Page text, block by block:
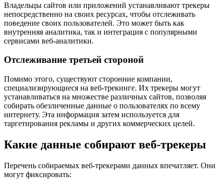
Владельцы сайтов или приложений устанавливают трекеры
непосредственно на своих ресурсах, чтобы отслеживать
поведение своих пользователей. Это может быть как
внутренняя аналитика, так и интеграция с популярными
сервисами веб-аналитики.
Отслеживание третьей стороной
Помимо этого, существуют сторонние компании,
специализирующиеся на веб-трекинге. Их трекеры могут
устанавливаться на множестве различных сайтов, позволяя
собирать обезличенные данные о пользователях по всему
интернету. Эта информация затем используется для
таргетирования рекламы и других коммерческих целей.
Какие данные собирают веб-трекеры
Перечень собираемых веб-трекерами данных впечатляет. Они
могут фиксировать: